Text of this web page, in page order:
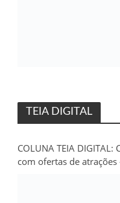
TEIA DIGITAL
COLUNA TEIA DIGITAL:
com ofertas de atrações